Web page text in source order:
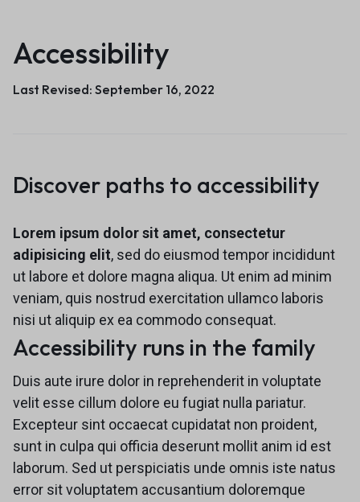
Accessibility
Last Revised: September 16, 2022
Discover paths to accessibility
Lorem ipsum dolor sit amet, consectetur
adipisicing elit, sed do eiusmod tempor incididunt
ut labore et dolore magna aliqua. Ut enim ad minim
veniam, quis nostrud exercitation ullamco laboris
nisi ut aliquip ex ea commodo consequat.
Accessibility runs in the family
Duis aute irure dolor in reprehenderit in voluptate
velit esse cillum dolore eu fugiat nulla pariatur.
Excepteur sint occaecat cupidatat non proident,
sunt in culpa qui officia deserunt mollit anim id est
laborum. Sed ut perspiciatis unde omnis iste natus
error sit voluptatem accusantium doloremque